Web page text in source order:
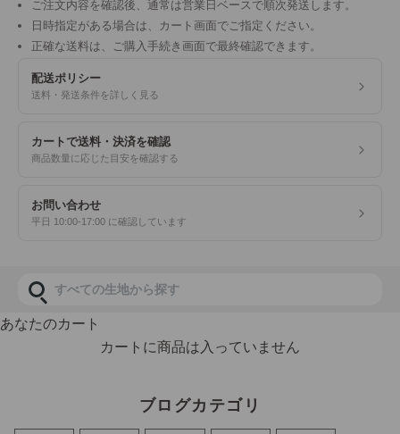
ご注文内容を確認後、通常は営業日ベースで順次発送します。
日時指定がある場合は、カート画面でご指定ください。
正確な送料は、ご購入手続き画面で最終確認できます。
配送ポリシー
送料・発送条件を詳しく見る
カートで送料・決済を確認
商品数量に応じた目安を確認する
お問い合わせ
平日 10:00-17:00 に確認しています
商品検索
あなたのカート
カートに商品は入っていません
ブログカテゴリ